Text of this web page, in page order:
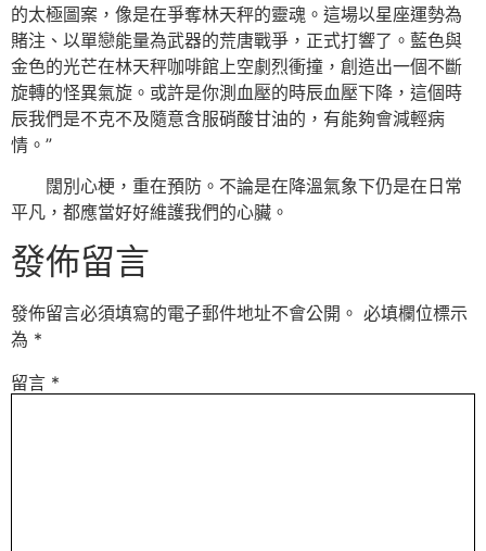
的太極圖案，像是在爭奪林天秤的靈魂。這場以星座運勢為
賭注、以單戀能量為武器的荒唐戰爭，正式打響了。藍色與
金色的光芒在林天秤咖啡館上空劇烈衝撞，創造出一個不斷
旋轉的怪異氣旋。或許是你測血壓的時辰血壓下降，這個時
辰我們是不克不及隨意含服硝酸甘油的，有能夠會減輕病
情。”
闊別心梗，重在預防。不論是在降溫氣象下仍是在日常
平凡，都應當好好維護我們的心臟。
發佈留言
發佈留言必須填寫的電子郵件地址不會公開。 必填欄位標示
為 *
留言 *